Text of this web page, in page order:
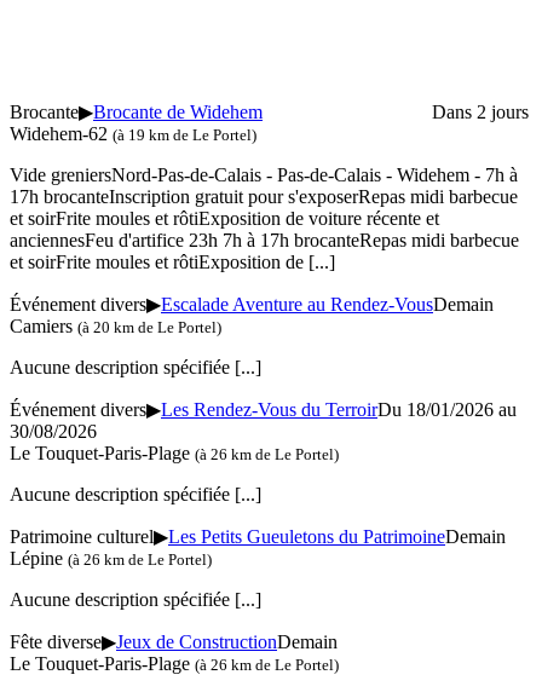
Brocante▶Brocante de Widehem
Dans 2 jours
Widehem-62 (à 19 km de Le Portel)
Vide greniersNord-Pas-de-Calais - Pas-de-Calais - Widehem - 7h à
17h brocanteInscription gratuit pour s'exposerRepas midi barbecue
et soirFrite moules et rôtiExposition de voiture récente et
anciennesFeu d'artifice 23h 7h à 17h brocanteRepas midi barbecue
et soirFrite moules et rôtiExposition de [...]
Événement divers▶Escalade Aventure au Rendez-VousDemain
Camiers (à 20 km de Le Portel)
Aucune description spécifiée [...]
Événement divers▶Les Rendez-Vous du TerroirDu 18/01/2026 au
30/08/2026
Le Touquet-Paris-Plage (à 26 km de Le Portel)
Aucune description spécifiée [...]
Patrimoine culturel▶Les Petits Gueuletons du PatrimoineDemain
Lépine (à 26 km de Le Portel)
Aucune description spécifiée [...]
Fête diverse▶Jeux de ConstructionDemain
Le Touquet-Paris-Plage (à 26 km de Le Portel)